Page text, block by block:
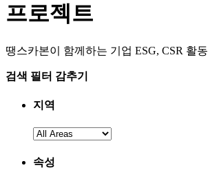
프로젝트
땡스카본이 함께하는 기업 ESG, CSR 활동
검색 필터 감추기
지역
지
을
속성